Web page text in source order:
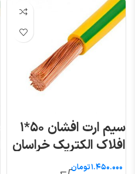
سیم ارت افشان ۵۰*۱
افلاک الکتریک خراسان
تومان